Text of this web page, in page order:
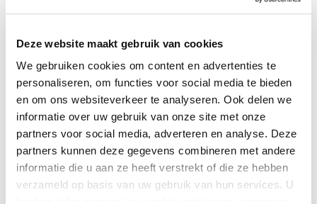
Deze website maakt gebruik van cookies
We gebruiken cookies om content en advertenties te
personaliseren, om functies voor social media te bieden
en om ons websiteverkeer te analyseren. Ook delen we
informatie over uw gebruik van onze site met onze
partners voor social media, adverteren en analyse. Deze
partners kunnen deze gegevens combineren met andere
informatie die u aan ze heeft verstrekt of die ze hebben
verzameld op basis van uw gebruik van hun services. U
een gevaarlijke storm en de mysterieuze, kwaadaardige
kracht die de storm met zich meebrengt.
In De storm van de eeuw van Stephen King raken
eilandbewoners verstrikt in een onheilspellende storm
als er een vreemdeling arriveert met lugubere plannen.
Ze noemen het de Storm van de Eeuw, en hij komt
genadeloos opzetten. De bewoners van Little Tall Island
zijn wel wat gewend, maar deze storm is anders. Niet